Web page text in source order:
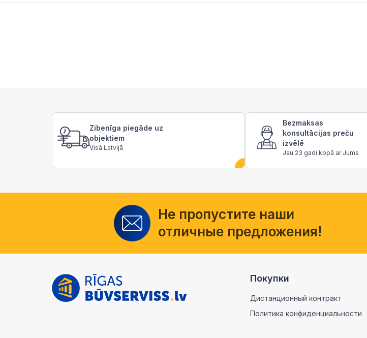
Zibenīga piegāde uz
objektiem
Visā Latvijā
Bezmaksas
konsultācijas preču
izvēlē
Jau 23 gadi kopā ar Jums
Не пропустите наши
отличные предложения!
Покупки
Дистанционный контракт
Политика конфиденциальности